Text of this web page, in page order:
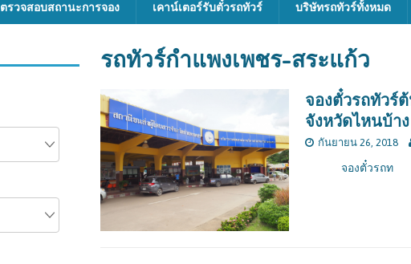
ตรวจสอบสถานะการจอง เคาน์เตอร์รับตั๋วรถทัวร์ บริษัทรถทัวร์ทั้งหมด
รถทัวร์กำแพงเพชร-สระแก้ว
จองตั๋วรถทัวร์
จังหวัดไหนบ้าง
กันยายน 26, 2018
จองตั๋วรถท